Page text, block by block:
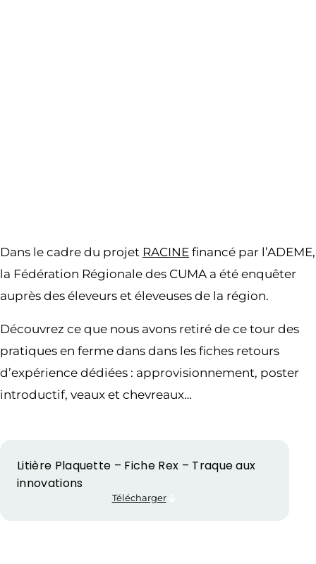
Dans le cadre du projet RACINE financé par l’ADEME,
la Fédération Régionale des CUMA a été enquêter
auprès des éleveurs et éleveuses de la région.
Découvrez ce que nous avons retiré de ce tour des
pratiques en ferme dans dans les fiches retours
d’expérience dédiées : approvisionnement, poster
introductif, veaux et chevreaux…
Litière Plaquette – Fiche Rex – Traque aux
innovations
Télécharger